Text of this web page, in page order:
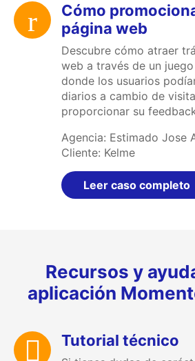
Cómo
página web
Descubre cómo atraer
web a través de un
donde los usuarios
diarios a cambio de
proporcionar su
Agencia: Estimado Jose
Cliente: Kelme
Leer caso completo
Recursos y
aplicación
Tutorial técnico